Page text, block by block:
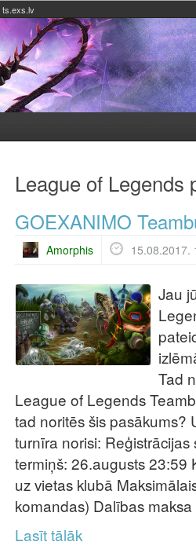
ts.exs.lv
League of Legends
GOEXANIMO
Amorphis 15.08.2017.
Jau
Tad
League of Legends
tad noritēs šis pasākums?
turnīra norisi:
termiņš: 26.augusts 23:59
uz vietas klubā
komandas) Dalības
Lasīt tālāk